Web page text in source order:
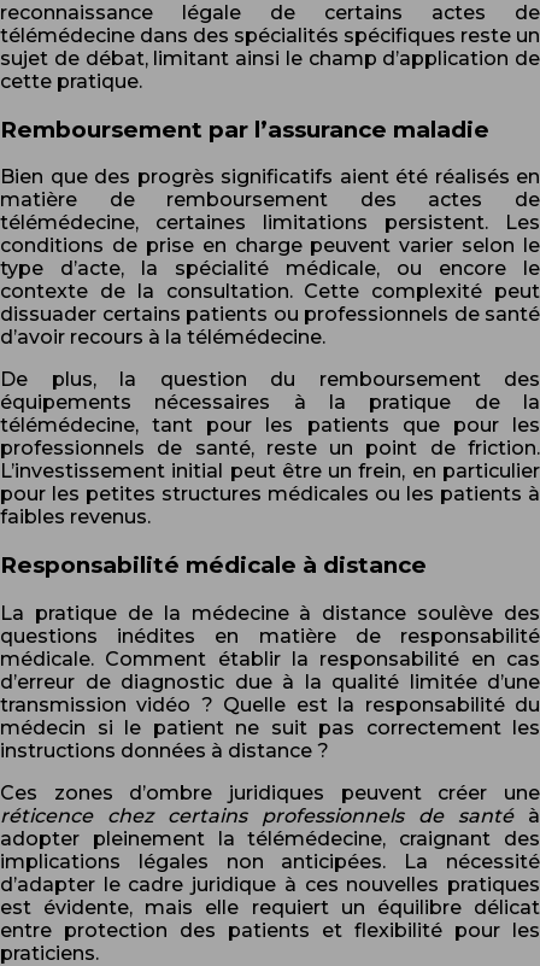
reconnaissance légale de certains actes de
télémédecine dans des spécialités spécifiques reste un
sujet de débat, limitant ainsi le champ d’application de
cette pratique.
Remboursement par l’assurance maladie
Bien que des progrès significatifs aient été réalisés en
matière de remboursement des actes de
télémédecine, certaines limitations persistent. Les
conditions de prise en charge peuvent varier selon le
type d’acte, la spécialité médicale, ou encore le
contexte de la consultation. Cette complexité peut
dissuader certains patients ou professionnels de santé
d’avoir recours à la télémédecine.
De plus, la question du remboursement des
équipements nécessaires à la pratique de la
télémédecine, tant pour les patients que pour les
professionnels de santé, reste un point de friction.
L’investissement initial peut être un frein, en particulier
pour les petites structures médicales ou les patients à
faibles revenus.
Responsabilité médicale à distance
La pratique de la médecine à distance soulève des
questions inédites en matière de responsabilité
médicale. Comment établir la responsabilité en cas
d’erreur de diagnostic due à la qualité limitée d’une
transmission vidéo ? Quelle est la responsabilité du
médecin si le patient ne suit pas correctement les
instructions données à distance ?
Ces zones d’ombre juridiques peuvent créer une
réticence chez certains professionnels de santé à
adopter pleinement la télémédecine, craignant des
implications légales non anticipées. La nécessité
d’adapter le cadre juridique à ces nouvelles pratiques
est évidente, mais elle requiert un équilibre délicat
entre protection des patients et flexibilité pour les
praticiens.